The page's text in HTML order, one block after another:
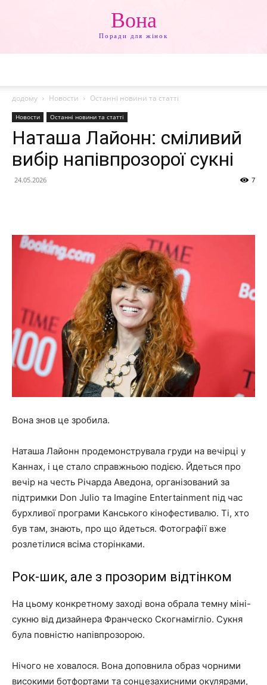
Вона
Поради для жінок
додому Новости Останні новини та статті
Новости Останні новини та статті
Наташа Лайонн: сміливий
вибір напівпрозорої сукні
24.05.2026 7
Вона знов це зробила.
Наташа Лайонн продемонструвала груди на вечірці у
Каннах, і це стало справжньою подією. Йдеться про
вечір на честь Річарда Аведона, організований за
підтримки Don Julio та Imagine Entertainment під час
бурхливої ​​програми Канського кінофестивалю. Ті, хто
був там, знають, про що йдеться. Фотографії вже
розлетілися всіма сторінками.
Рок-шик, але з прозорим відтінком
На цьому конкретному заході вона обрала темну міні-
сукню від дизайнера Франческо Скогнамігліо. Сукня
була повністю напівпрозорою.
Нічого не ховалося. Вона доповнила образ чорними
високими ботфортами та сонцезахисними окулярами,